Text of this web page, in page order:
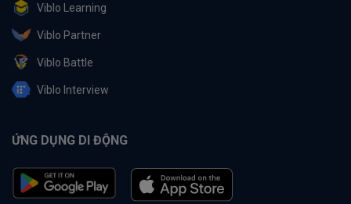
Viblo Learning
Viblo Partner
Viblo Battle
Viblo Interview
ỨNG DỤNG DI ĐỘNG